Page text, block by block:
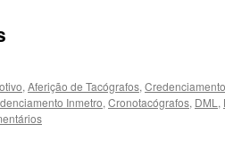
, Aferição de Tacógrafos,
Inmetro, Cronotacógrafos, DML ,